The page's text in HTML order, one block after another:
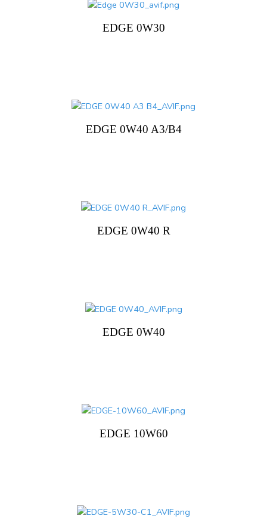
EDGE 0W30
EDGE 0W40 A3/B4
EDGE 0W40 R
EDGE 0W40
EDGE 10W60